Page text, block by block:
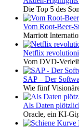
Die Top 5 des
Vom Root-Beer-
Marriott
Netflix
Vom DVD-
SAP – Der
Wie fünf
Als Daten
Oracle, ein KI-